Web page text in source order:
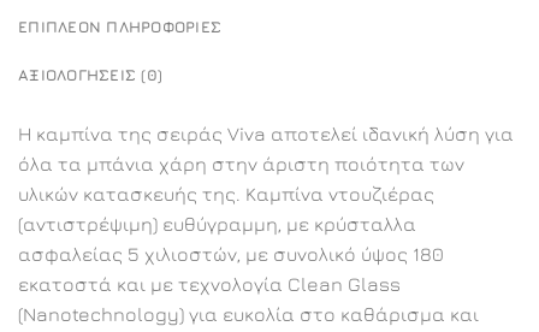
ΕΠΙΠΛΈΟΝ ΠΛΗΡΟΦΟΡΊΕΣ
ΑΞΙΟΛΟΓΉΣΕΙΣ (0)
Η καμπίνα της σειράς Viva αποτελεί ιδανική λύση για
όλα τα μπάνια χάρη στην άριστη ποιότητα των
υλικών κατασκευής της. Καμπίνα ντουζιέρας
(αντιστρέψιμη) ευθύγραμμη, με κρύσταλλα
ασφαλείας 5 χιλιοστών, με συνολικό ύψος 180
εκατοστά και με τεχνολογία Clean Glass
(Nanotechnology) για ευκολία στο καθάρισμα και